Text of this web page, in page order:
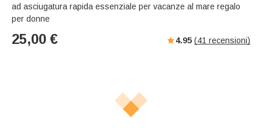
ad asciugatura rapida essenziale per vacanze al mare regalo
per donne
25,00 € 4.95 (41 recensioni)